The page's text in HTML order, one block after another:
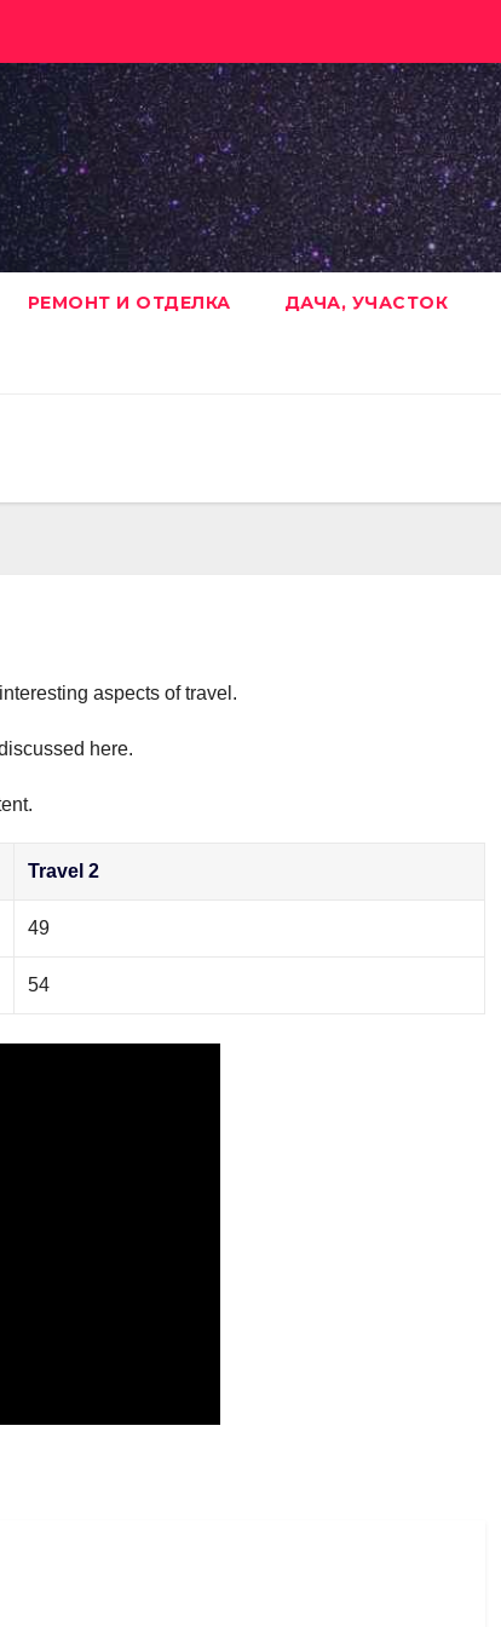
РЕМОНТ И ОТДЕЛКА ДАЧА, УЧАСТОК
aspects of travel.
here.
Travel 2
49
54